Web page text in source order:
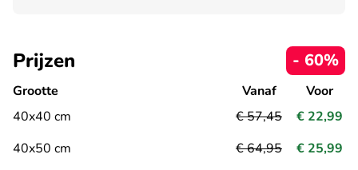
Prijzen - 60%
Grootte
40x40 cm
40x50 cm
Vanaf
€ 57,45
€ 64,95
Voor
€ 22,99
€ 25,99